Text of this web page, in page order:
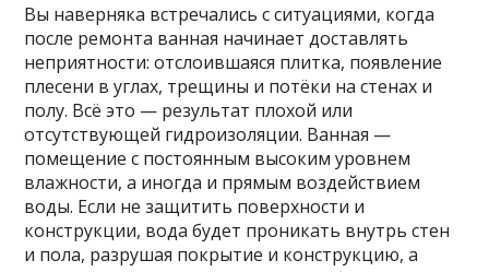
Вы наверняка встречались с ситуациями, когда
после ремонта ванная начинает доставлять
неприятности: отслоившаяся плитка, появление
плесени в углах, трещины и потёки на стенах и
полу. Всё это — результат плохой или
отсутствующей гидроизоляции. Ванная —
помещение с постоянным высоким уровнем
влажности, а иногда и прямым воздействием
воды. Если не защитить поверхности и
конструкции, вода будет проникать внутрь стен
и пола, разрушая покрытие и конструкцию, а